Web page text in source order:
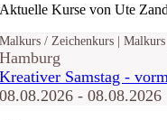
Aktuelle Kurse von Ute
Malkurs / Zeichenkurs |
Hamburg
Kreativer Samstag -
08.08.2026 - 08.08.2026